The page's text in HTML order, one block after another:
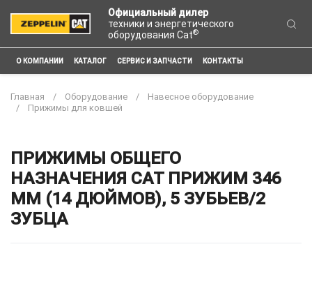
Официальный дилер
техники и энергетического
оборудования Cat®
О КОМПАНИИ КАТАЛОГ СЕРВИС И ЗАПЧАСТИ КОНТАКТЫ
Главная Оборудование
Навесное оборудование
Прижимы для ковшей
ПРИЖИМЫ ОБЩЕГО
НАЗНАЧЕНИЯ CAT ПРИЖИМ 346
ММ (14 ДЮЙМОВ), 5 ЗУБЬЕВ/2
ЗУБЦА